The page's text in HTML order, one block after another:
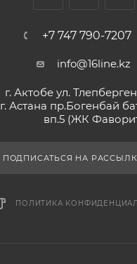
+7 747 790-7207
info@16line.kz
г. Актобе ул.
г. Астана пр.Богенбай
вп.5 (ЖК
ПОДПИСАТЬСЯ НА
ПОЛИТИКА